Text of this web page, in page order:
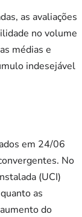
as avaliações
no volume
médias e
indesejável
em 24/06
No
(UCI)
as
do